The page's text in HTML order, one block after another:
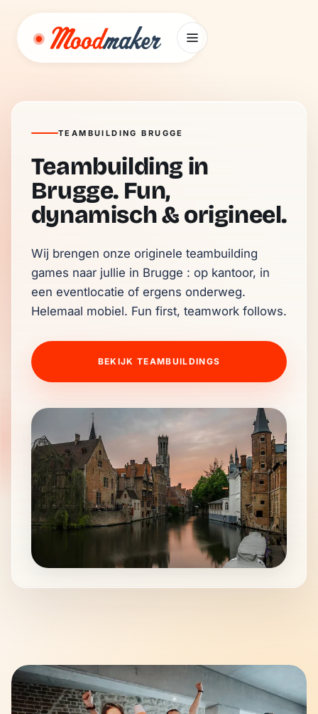
TEAMBUILDING BRUGGE
Teambuilding in
Brugge. Fun,
dynamisch & origineel.
Wij brengen onze originele teambuilding
games naar jullie in Brugge : op kantoor, in
een eventlocatie of ergens onderweg.
Helemaal mobiel. Fun first, teamwork follows.
BEKIJK TEAMBUILDINGS